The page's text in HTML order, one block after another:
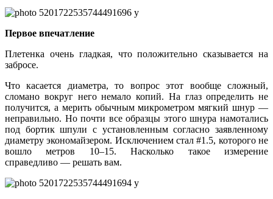
Первое впечатление
Плетенка очень гладкая, что положительно сказывается на
забросе.
Что касается диаметра, то вопрос этот вообще сложный,
сломано вокруг него немало копий. На глаз определить не
получится, а мерить обычным микрометром мягкий шнур —
неправильно. Но почти все образцы этого шнура намотались
под бортик шпули с установленным согласно заявленному
диаметру экономайзером. Исключением стал #1.5, которого не
вошло метров 10–15. Насколько такое измерение
справедливо — решать вам.